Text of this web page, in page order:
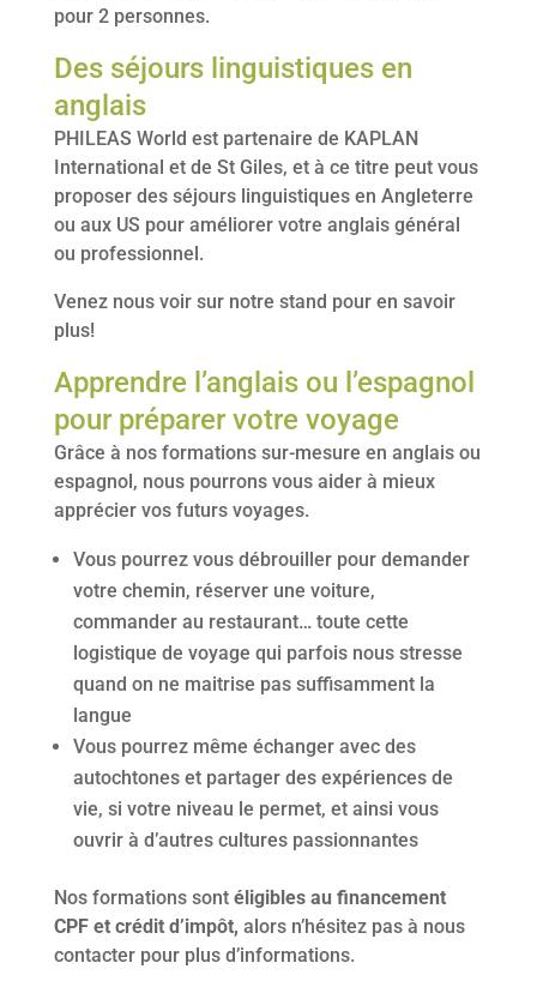
pour 2 personnes.
Des séjours linguistiques en
anglais
PHILEAS World est partenaire de KAPLAN
International et de St Giles, et à ce titre peut vous
proposer des séjours linguistiques en Angleterre
ou aux US pour améliorer votre anglais général
ou professionnel.
Venez nous voir sur notre stand pour en savoir
plus!
Apprendre l’anglais ou l’espagnol
pour préparer votre voyage
Grâce à nos formations sur-mesure en anglais ou
espagnol, nous pourrons vous aider à mieux
apprécier vos futurs voyages.
Vous pourrez vous débrouiller pour demander
votre chemin, réserver une voiture,
commander au restaurant… toute cette
logistique de voyage qui parfois nous stresse
quand on ne maitrise pas suffisamment la
langue
Vous pourrez même échanger avec des
autochtones et partager des expériences de
vie, si votre niveau le permet, et ainsi vous
ouvrir à d’autres cultures passionnantes
Nos formations sont éligibles au financement
CPF et crédit d’impôt, alors n’hésitez pas à nous
contacter pour plus d’informations.